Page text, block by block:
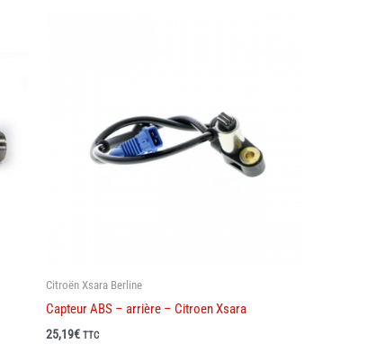
Citroën Xsara Berline
Capteur ABS – arrière – Citroen Xsara
25,19€ TTC